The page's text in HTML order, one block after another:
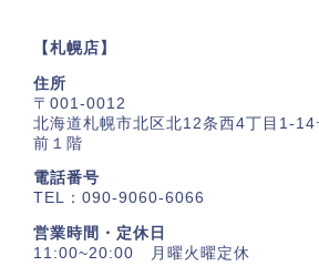
【札幌店】
住所
〒001-0012
北海道札幌市北区北12条西4丁目1-14
前１階
電話番号
TEL：090-9060-6066
営業時間・定休日
11:00~20:00 月曜火曜定休